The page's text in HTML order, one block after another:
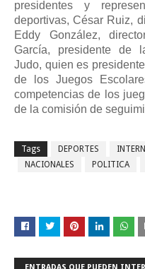
presidentes y
deportivas, César Ruiz,
Eddy González,
García, presidente de
Judo, quien es
de los Juegos
competencias de los
de la comisión de
Tags DEPORTES
NACIONALES
POLITICA